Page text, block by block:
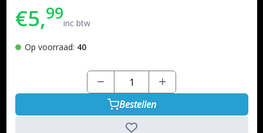
€5,99inc btw
Op voorraad: 40
Bestellen